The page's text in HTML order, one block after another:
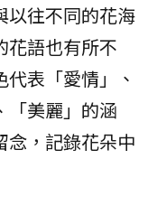
以往不同的花海
花語也有所不
表「愛情」、
「美麗」的涵
念，記錄花朵中